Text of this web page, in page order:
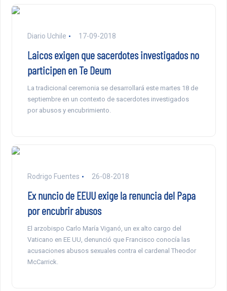
Diario Uchile 17-09-2018
Laicos exigen que sacerdotes investigados no
participen en Te Deum
La tradicional ceremonia se desarrollará este martes 18 de
septiembre en un contexto de sacerdotes investigados
por abusos y encubrimiento.
Rodrigo Fuentes 26-08-2018
Ex nuncio de EEUU exige la renuncia del Papa
por encubrir abusos
El arzobispo Carlo María Viganó, un ex alto cargo del
Vaticano en EE UU, denunció que Francisco conocía las
acusaciones abusos sexuales contra el cardenal Theodor
McCarrick.